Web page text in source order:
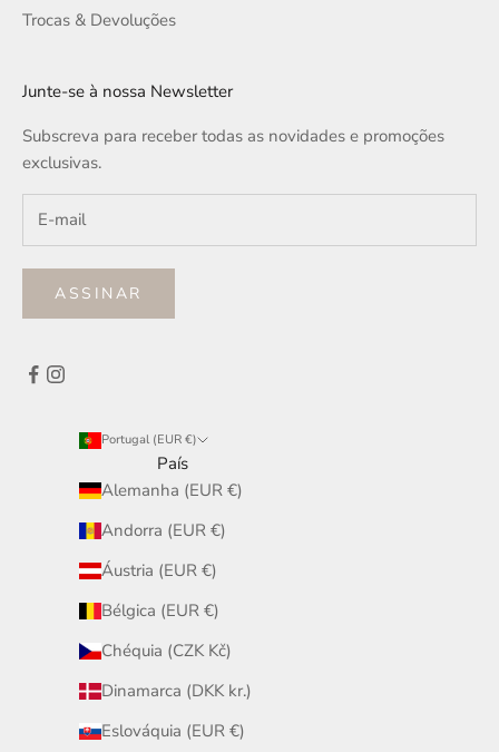
Trocas & Devoluções
Junte-se à nossa Newsletter
Subscreva para receber todas as novidades e promoções
exclusivas.
ASSINAR
Portugal (EUR €)
País
Alemanha (EUR €)
Andorra (EUR €)
Áustria (EUR €)
Bélgica (EUR €)
Chéquia (CZK Kč)
Dinamarca (DKK kr.)
Eslováquia (EUR €)